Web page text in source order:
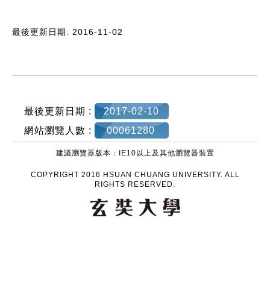
最後更新日期: 2016-11-02
最後更新日期 :
2017-02-10
網站瀏覽人數 :
00061280
建議瀏覽器版本：IE10以上及其他瀏覽器裝置
COPYRIGHT 2016 HSUAN CHUANG UNIVERSITY. ALL
RIGHTS RESERVED.